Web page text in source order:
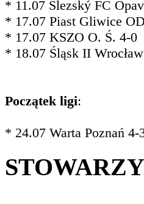
* 11.07 Slezský FC
* 17.07 Piast Gliwice
* 17.07 KSZO O. Ś. 4-0
* 18.07 Śląsk II
Początek ligi:
* 24.07 Warta Poznań 4-